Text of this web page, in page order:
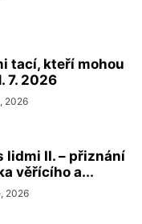
tací, kteří mohou
7. 2026
2026
lidmi II. – přiznání
věřícího a...
2026